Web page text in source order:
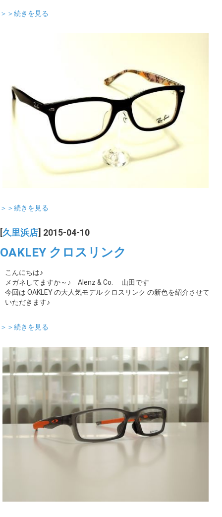
＞＞続きを見る
＞＞続きを見る
久里浜店 ] 2015-04-10
OAKLEY クロスリンク
こんにちは♪
メガネしてますか～♪ Alenz & Co. 山田です
今回は OAKLEY の大人気モデル クロスリンク の新色を紹介させて
いただきます♪
＞＞続きを見る